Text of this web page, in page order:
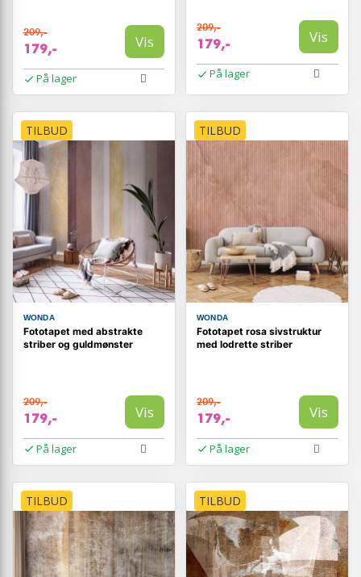
209,-
179,- Vis
På lager
209,-
179,- Vis
På lager
TILBUD
WONDA
Fototapet med abstrakte
striber og guldmønster
209,-
179,- Vis
På lager
TILBUD
WONDA
Fototapet rosa sivstruktur
med lodrette striber
209,-
179,- Vis
På lager
TILBUD TILBUD